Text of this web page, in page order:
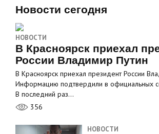
Новости сегодня
НОВОСТИ
В Красноярск приехал
России Владимир Путин
В Красноярск приехал президент России
Информацию подтвердили в официальных
В последний раз…
356
НОВОСТИ